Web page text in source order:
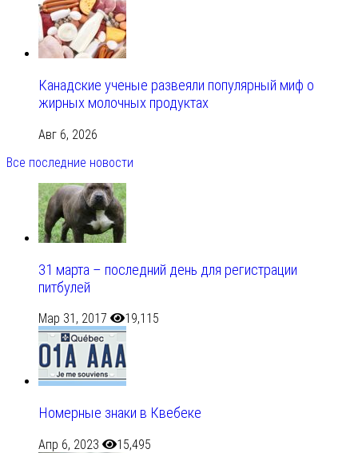
Канадские ученые развеяли популярный миф о
жирных молочных продуктах
Авг 6, 2026
Все последние новости
31 марта – последний день для регистрации
питбулей
Мар 31, 2017 19,115
Номерные знаки в Квебеке
Апр 6, 2023 15,495